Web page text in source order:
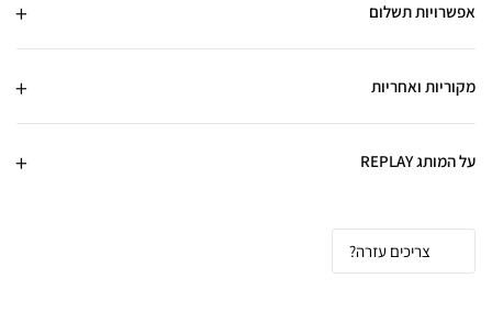
אפשרויות תשלום
מקוריות ואחריות
על המותג REPLAY
צריכים עזרה?